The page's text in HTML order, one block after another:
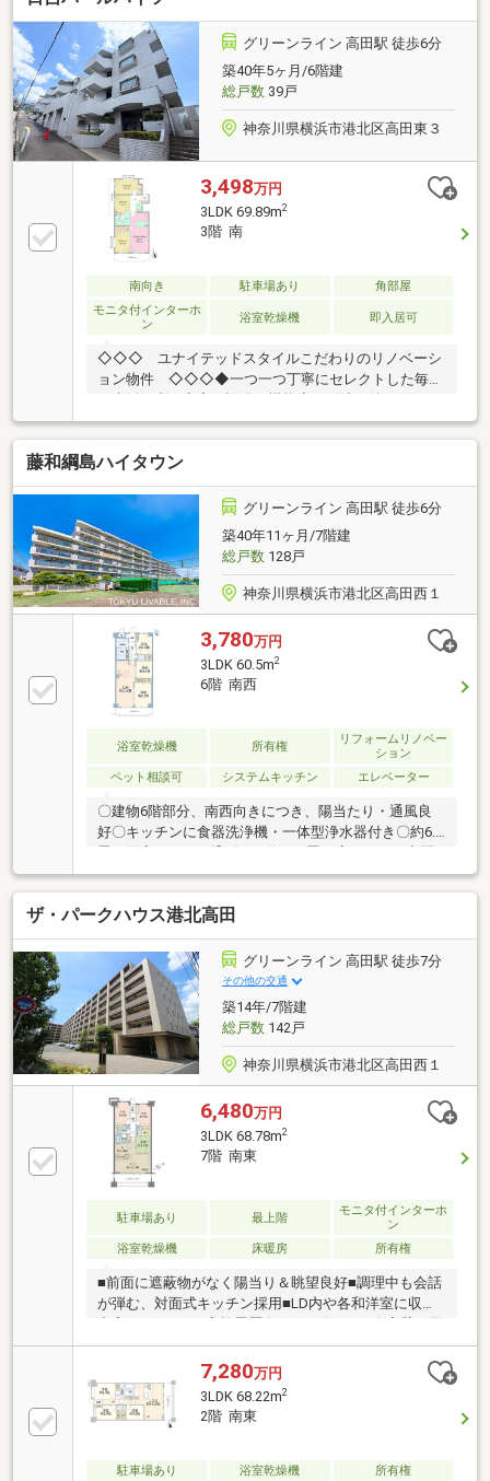
い物に便利です■小学校まで徒歩4分、公園も点在して
おり子育て環境良好です※駐車場空無：屋内１５，０
００円／月、屋外１０，０００円／月（２０２６年５
月１２日現在）※ペット飼育可（飼育細則あり）
グリーンライン 高田駅 徒歩6分
築40年5ヶ月/6階建
総戸数39戸
神奈川県横浜市港北区高田東３
3,498万円
3LDK 69.89m2
3階 南
南向き 駐車場あり
角部屋
モニタ付インターホ
ン
浴室乾燥機 即入居可
◇◇◇ ユナイテッドスタイルこだわりのリノベーシ
ョン物件 ◇◇◇◆一つ一つ丁寧にセレクトした毎日
ーサービス保証で安心をご提案【 Reform Contents 】
◆システムキッチン交換◆トイレ交換◆フローリング
施工◆クロス全面張替・一部アクセントクロス仕様◆
建具・枠交換 等…【 物件検索からお引渡までサポ
ート 】◇住宅ローン審査お手続き ◇契約書作成・締
結お手続き◇登記関係お手続き ◇火災保険のご案内
◇融資契約お手続き ◇決済お手続き …等二人三
脚でサポートいたしますのでご安心ください。
藤和綱島ハイタウン
グリーンライン 高田駅 徒歩6分
築40年11ヶ月/7階建
総戸数128戸
神奈川県横浜市港北区高田西１
3,780万円
3LDK 60.5m2
6階 南西
浴室乾燥機 所有権
リフォームリノベー
ション
ペット相談可
システムキッチン エレベーター
〇建物6階部分、南西向きにつき、陽当たり・通風良
好〇キッチンに食器洗浄機・一体型浄水器付き〇約6.3
としてもお使いいただけます！～リフォーム履歴あり
（令和3年2月）～・全室クロス張替・全室フローリン
グ張替・フロアタイル張替・建具交換・システムキッ
チン交換・ユニットバス交換・洗面台交換・洗濯水栓
交換、防水パン交換・トイレ交換・スイッチパネル新
規交換・エアコン新規設置・下足入れ新設・玄関人感
センサー取付
ザ・パークハウス港北高田
グリーンライン 高田駅 徒歩7分
その他の交通
築14年/7階建
総戸数142戸
神奈川県横浜市港北区高田西１
6,480万円
3LDK 68.78m2
7階 南東
駐車場あり 最上階
モニタ付インターホ
ン
浴室乾燥機
床暖房 所有権
■前面に遮蔽物がなく陽当り＆眺望良好■調理中も会話
が弾む、対面式キッチン採用■LD内や各和洋室に収納
井クロス張替、洗面所・トイレクッションフロア張
替、和室襖張替・2025年12月：キッチン水栓交換(蛇
口一体型水栓器)■ペット飼育可能(細則有)、足洗い場
も設けられています■オートロック搭載、共用部に宅
配ボックス有■敷地内にプロムナードガーデン有(自由
7分■利便性が高い住環境・ニトリ港北高田店 約
7,280万円
3LDK 68.22m2
2階 南東
駐車場あり 浴室乾燥機
所有権